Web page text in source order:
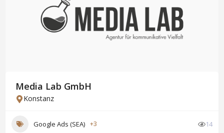
Media Lab GmbH
Konstanz
Google Ads (SEA) +3 14